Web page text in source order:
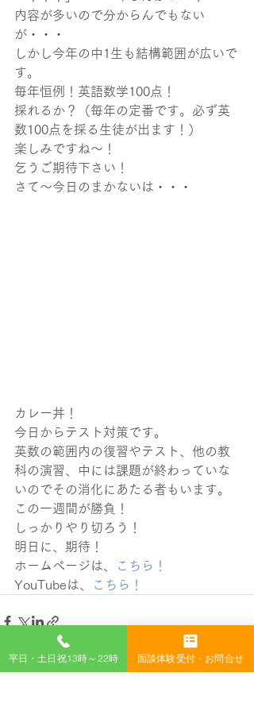
内容が多いので分からんでもない
が・・・
しかし今年の中1生も結構範囲が広いで
す。
毎年恒例！英語数学100点！
採れるか？（毎年の定番です。必ず英
数100点を採る生徒が出ます！）
楽しみですね～！
乞うご期待下さい！
さて～今日のまかないは・・・
カレー丼！
今日からテスト対策です。
英数の範囲内の復習やテスト、他の教
科の演習、中には課題が終わっていな
いのでその消化にあたる者もいます。
この一週間が勝負！
しっかりやり切ろう！
明日に、期待！
ホームページは、
こちら！
YouTubeは、
こちら！
平日・土日祝13時～22時 面談体験受付・お問合せ